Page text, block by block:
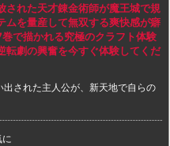
された天才錬金術師が魔王城で規
ムを量産して無双する爽快感が癖
で描かれる究極のクラフト体験
転劇の興奮を今すぐ体験してくだ
された主人公が、新天地で自らの
に